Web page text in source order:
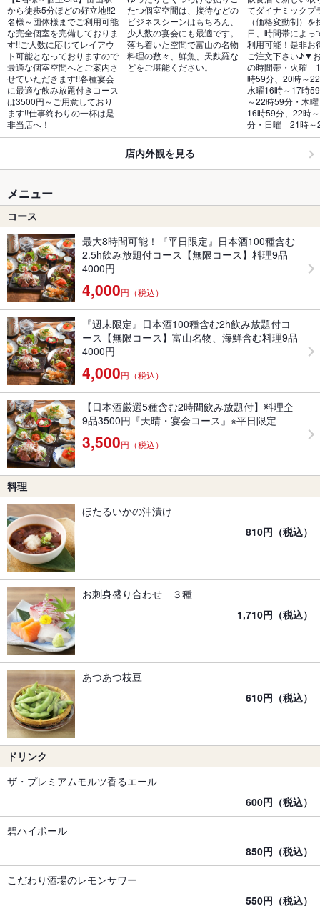
から徒歩5分ほどの好立地!!2
名様～団体様までご利用可能
な完全個室を完備しておりま
す!!ご人数に応じてレイアウ
ト可能となっておりますので
最適な個室空間へとご案内さ
せていただきます!!各種宴会
に最適な飲み放題付きコース
は3500円～ご用意しており
ます!!仕事終わりの一杯は是
非当店へ！
たつ個室空間は、接待などの
ビジネスシーンはもちろん、
少人数の宴会にも最適です。
落ち着いた空間で富山の名物
料理の数々、鮮魚、天麩羅な
どをご堪能ください。
てダイナミックプ
（価格変動制）
日、時間帯によっ
利用可能！是非お
ご注文下さい♪▼
の時間帯・火曜　
時59分、20時～
水曜16時～17時
～22時59分・木
16時59分、22時
分・日曜　21時
店内外観を見る
メニュー
コース
最大8時間可能！『平日限定』日本酒100種含む
2.5h飲み放題付コース【無限コース】料理9品
4000円
4,000円（税込）
『週末限定』日本酒100種含む2h飲み放題付コ
ース【無限コース】富山名物、海鮮含む料理9品
4000円
4,000円（税込）
【日本酒厳選5種含む2時間飲み放題付】料理全
9品3500円『天晴・宴会コース』※平日限定
3,500円（税込）
料理
ほたるいかの沖漬け
810円（税込）
お刺身盛り合わせ ３種
1,710円（税込）
あつあつ枝豆
610円（税込）
ドリンク
ザ・プレミアムモルツ香るエール
600円（税込）
碧ハイボール
850円（税込）
こだわり酒場のレモンサワー
550円（税込）